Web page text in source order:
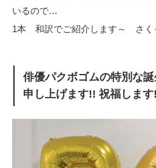
いるので…
1本 和訳でご紹介します～ さく
俳優パクボゴムの特別な
申し上げます!! 祝福します